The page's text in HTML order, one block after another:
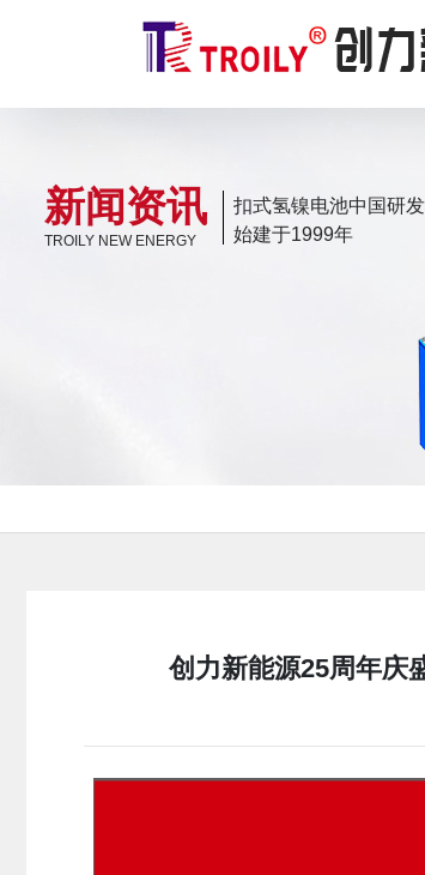
新闻资讯
TROILY NEW ENERGY
扣式氢镍电池中国研
始建于1999年
创力新能源25周年庆